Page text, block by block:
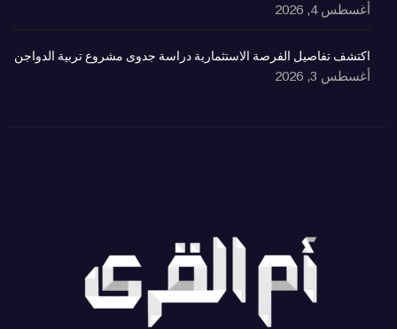
أغسطس 4, 2026
اكتشف تفاصيل الفرصة الاستثمارية دراسة جدوى مشروع تربية الدواجن
أغسطس 3, 2026